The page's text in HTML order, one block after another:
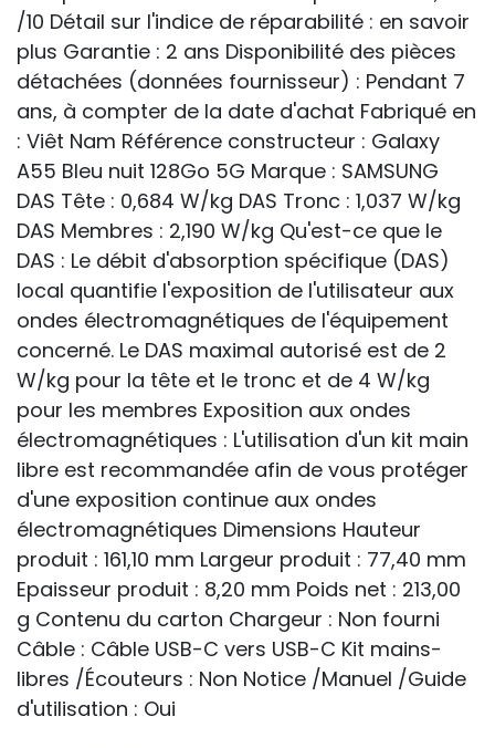
/10 Détail sur l'indice de réparabilité : en savoir
plus Garantie : 2 ans Disponibilité des pièces
détachées (données fournisseur) : Pendant 7
ans, à compter de la date d'achat Fabriqué en
: Viêt Nam Référence constructeur : Galaxy
A55 Bleu nuit 128Go 5G Marque : SAMSUNG
DAS Tête : 0,684 W/kg DAS Tronc : 1,037 W/kg
DAS Membres : 2,190 W/kg Qu'est-ce que le
DAS : Le débit d'absorption spécifique (DAS)
local quantifie l'exposition de l'utilisateur aux
ondes électromagnétiques de l'équipement
concerné. Le DAS maximal autorisé est de 2
W/kg pour la tête et le tronc et de 4 W/kg
pour les membres Exposition aux ondes
électromagnétiques : L'utilisation d'un kit main
libre est recommandée afin de vous protéger
d'une exposition continue aux ondes
électromagnétiques Dimensions Hauteur
produit : 161,10 mm Largeur produit : 77,40 mm
Epaisseur produit : 8,20 mm Poids net : 213,00
g Contenu du carton Chargeur : Non fourni
Câble : Câble USB-C vers USB-C Kit mains-
libres /Écouteurs : Non Notice /Manuel /Guide
d'utilisation : Oui